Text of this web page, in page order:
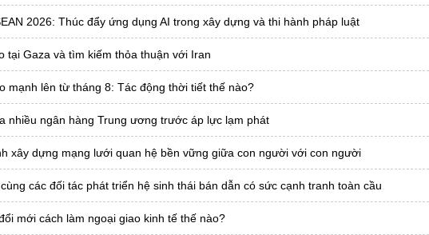
2026: Thúc đẩy ứng dụng AI trong xây dựng và thi hành pháp luật
tại Gaza và tìm kiếm thỏa thuận với Iran
mạnh lên từ tháng 8: Tác động thời tiết thế nào?
nhiều ngân hàng Trung ương trước áp lực lạm phát
xây dựng mạng lưới quan hệ bền vững giữa con người với con người
các đối tác phát triển hệ sinh thái bán dẫn có sức cạnh tranh toàn cầu
mới cách làm ngoại giao kinh tế thế nào?